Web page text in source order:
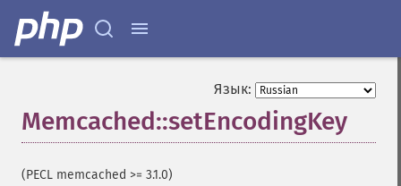
Язык:
Memcached::setEncodingKey
(PECL memcached >= 3.1.0)